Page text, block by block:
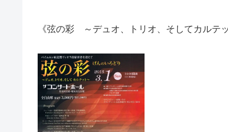
《弦の彩 ～デュオ、トリオ、そしてカルテ